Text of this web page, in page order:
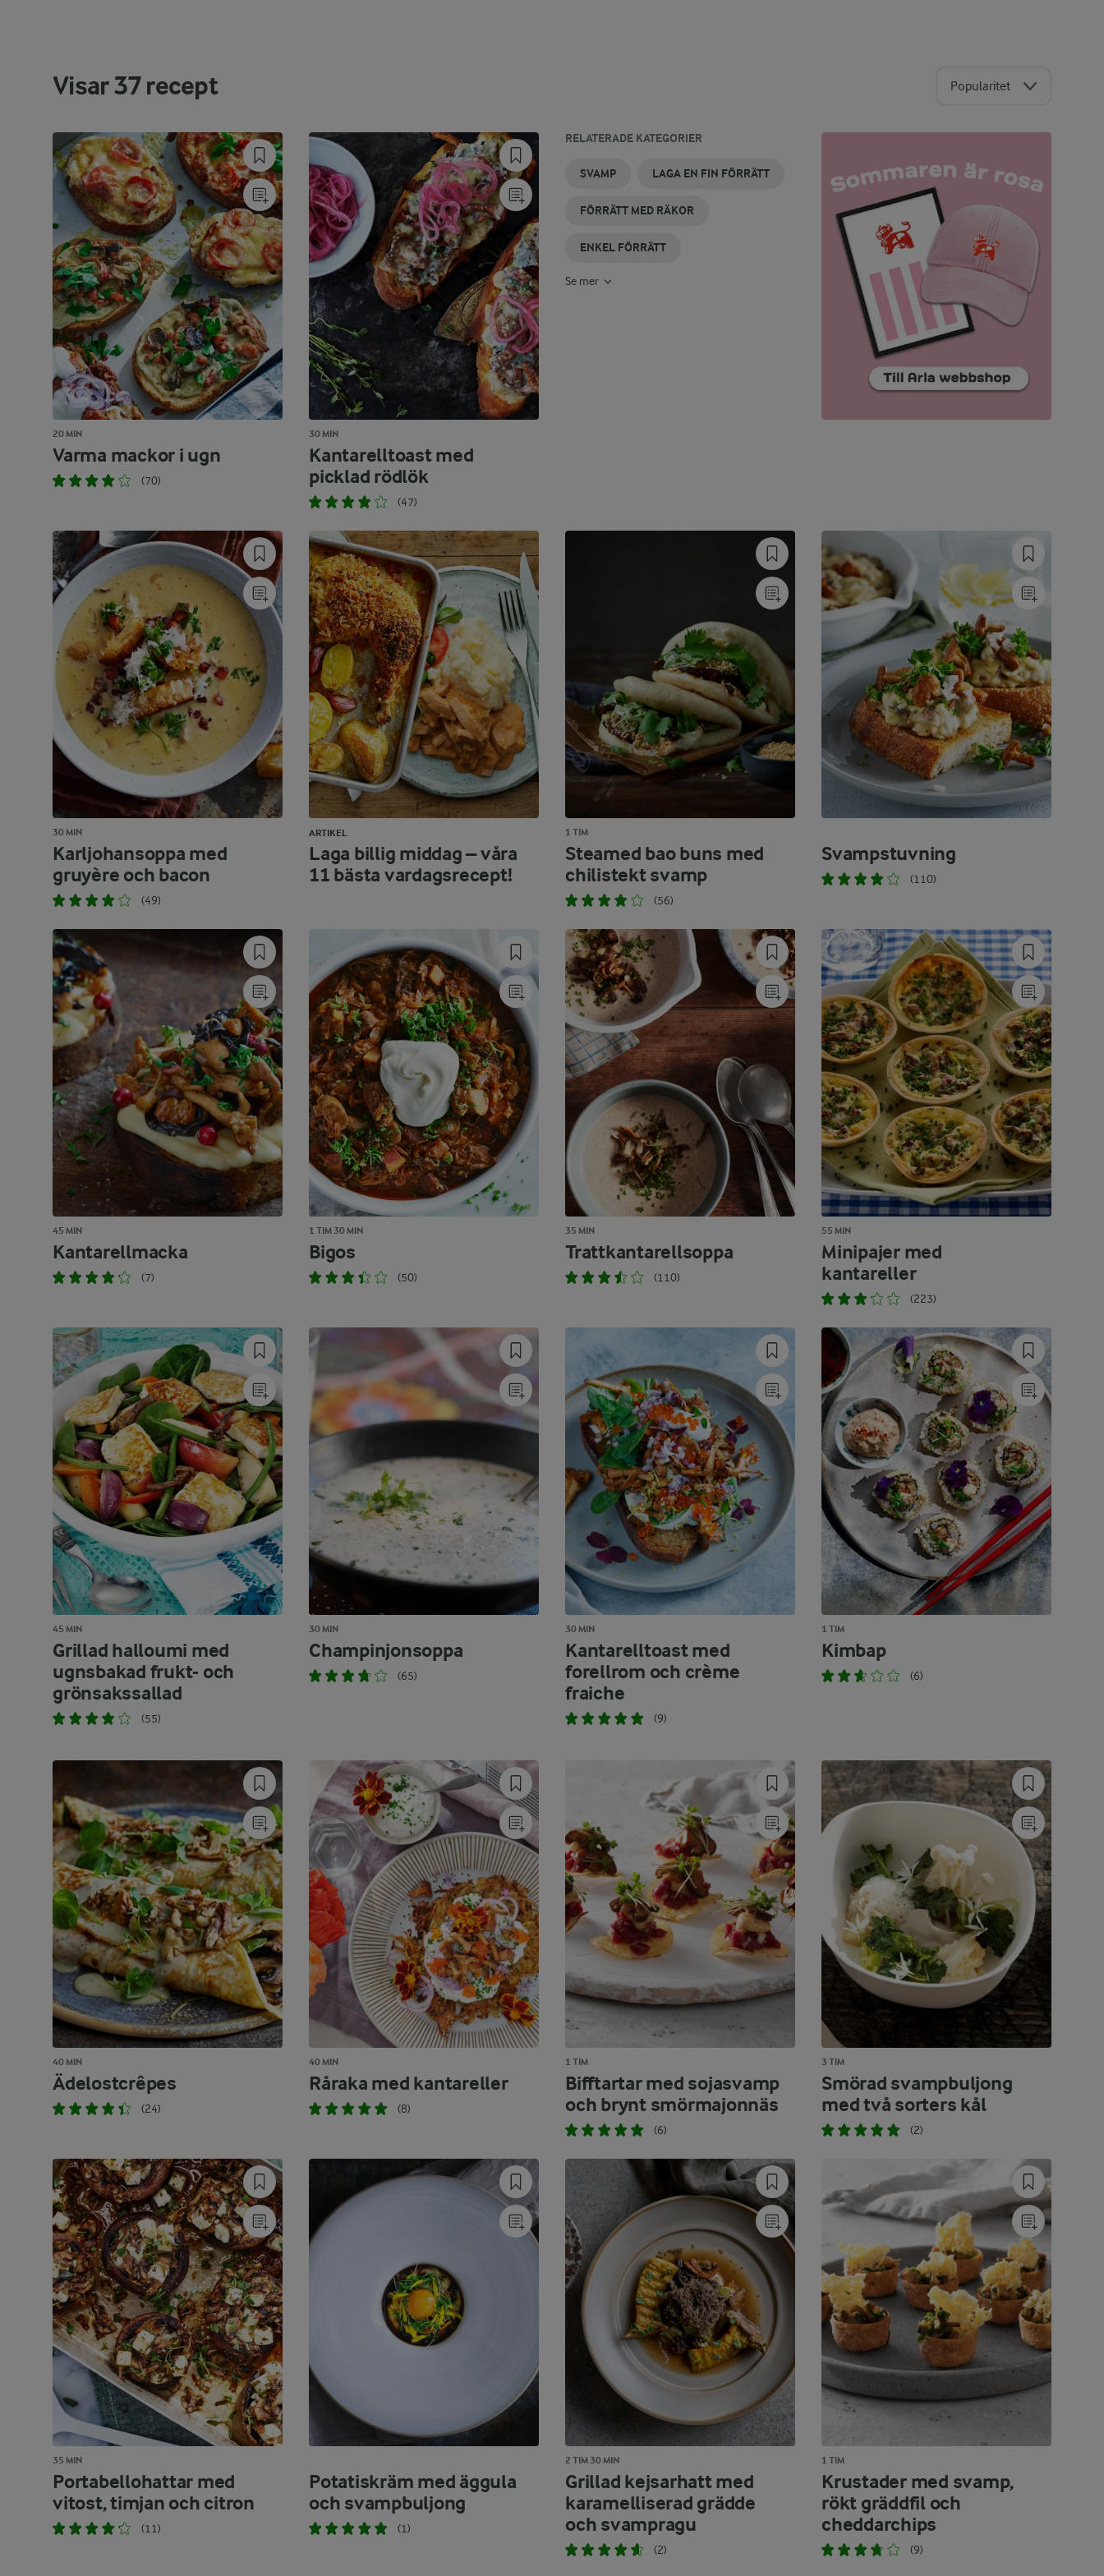
Visar37recept Popularitet
20 MIN
Varma mackor i ugn
(70)
30 MIN
Kantarelltoast med
picklad rödlök
(47)
RELATERADE KATEGORIER
SVAMP LAGA EN FIN FÖRRÄTT
FÖRRÄTT MED RÄKOR
ENKEL FÖRRÄTT
SVAMPPAJ
SVAMPRISOTTO
SVAMPTOAST
SVAMPOMELETT
NYA
FÖRRÄTTER
SVAMPPASTA
Se mer
30 MIN
Karljohansoppa med
gruyère och bacon
(49)
ARTIKEL
Laga billig middag – våra
11 bästa vardagsrecept!
1 TIM
Steamed bao buns med
chilistekt svamp
(56)
Svampstuvning
(110)
45 MIN
Kantarellmacka
(7)
1 TIM 30 MIN
Bigos
(50)
35 MIN
Trattkantarellsoppa
(110)
55 MIN
Minipajer med
kantareller
(223)
45 MIN
Grillad halloumi med
ugnsbakad frukt- och
grönsakssallad
(55)
30 MIN
Champinjonsoppa
(65)
30 MIN
Kantarelltoast med
forellrom och crème
fraiche
(9)
1 TIM
Kimbap
(6)
40 MIN
Ädelostcrêpes
(24)
40 MIN
Råraka med kantareller
(8)
1 TIM
Bifftartar med sojasvamp
och brynt smörmajonnäs
(6)
3 TIM
Smörad svampbuljong
med två sorters kål
(2)
35 MIN
Portabellohattar med
vitost, timjan och citron
(11)
Potatiskräm med äggula
och svampbuljong
(1)
2 TIM 30 MIN
Grillad kejsarhatt med
karamelliserad grädde
och svampragu
(2)
1 TIM
Krustader med svamp,
rökt gräddfil och
cheddarchips
(9)